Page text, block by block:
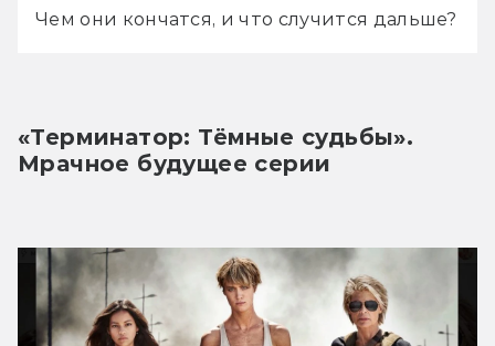
Чем они кончатся, и что случится дальше?
«Терминатор: Тёмные судьбы».
Мрачное будущее серии